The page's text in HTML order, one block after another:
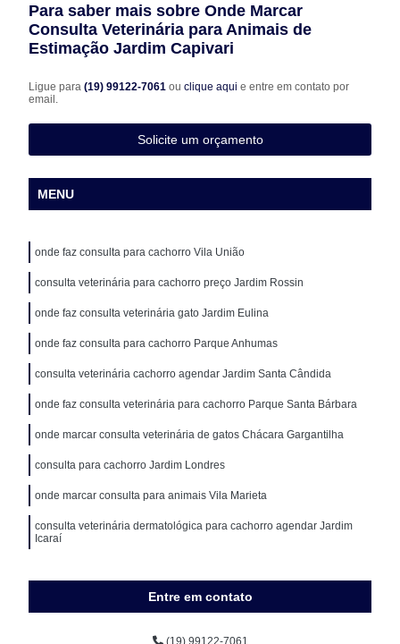
Para saber mais sobre Onde Marcar
Consulta Veterinária para Animais de
Estimação Jardim Capivari
Ligue para(19) 99122-7061ouclique aqui e entre em contato por
email.
Solicite um orçamento
MENU
onde faz consulta para cachorro Vila União
consulta veterinária para cachorro preço Jardim Rossin
onde faz consulta veterinária gato Jardim Eulina
onde faz consulta para cachorro Parque Anhumas
consulta veterinária cachorro agendar Jardim Santa Cândida
onde faz consulta veterinária para cachorro Parque Santa Bárbara
onde marcar consulta veterinária de gatos Chácara Gargantilha
consulta para cachorro Jardim Londres
onde marcar consulta para animais Vila Marieta
consulta veterinária dermatológica para cachorro agendar Jardim
Icaraí
Entre em contato
(19) 99122-7061